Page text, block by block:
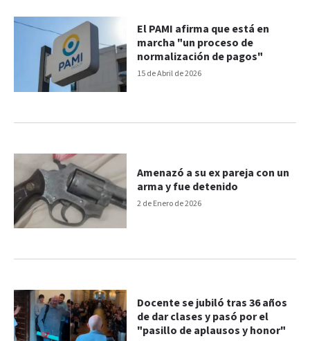
15 de Abril de 2026
El PAMI afirma que está en
marcha "un proceso de
normalización de pagos"
2 de Enero de 2026
Amenazó a su ex pareja con un
arma y fue detenido
Docente se jubiló tras 36 años
de dar clases y pasó por el
"pasillo de aplausos y honor"